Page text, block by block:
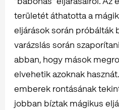
területét áthatotta a
eljárások során próbálták
varázslás során
abban, hogy mások
elvehetik azoknak
emberek rontásának
jobban bíztak mágikus